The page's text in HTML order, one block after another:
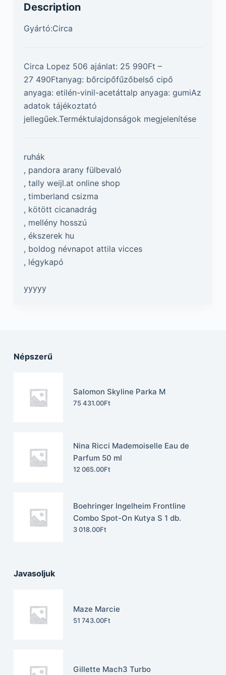
Description
Gyártó:Circa
Circa Lopez 506 ajánlat: 25 990Ft –
27 490Ftanyag: bőrcipőfűzőbelső cipő
anyaga: etilén-vinil-acetáttalp anyaga: gumiAz
adatok tájékoztató
jellegűek.Terméktulajdonságok megjelenítése
ruhák
, pandora arany fülbevaló
, tally weijl.at online shop
, timberland csizma
, kötött cicanadrág
, mellény hosszú
, ékszerek hu
, boldog névnapot attila vicces
, légykapó
yyyyy
Népszerű
Salomon Skyline Parka M
75 431.00Ft
Nina Ricci Mademoiselle Eau de
Parfum 50 ml
12 065.00Ft
Boehringer Ingelheim Frontline
Combo Spot-On Kutya S 1 db.
3 018.00Ft
Javasoljuk
Maze Marcie
51 743.00Ft
Gillette Mach3 Turbo